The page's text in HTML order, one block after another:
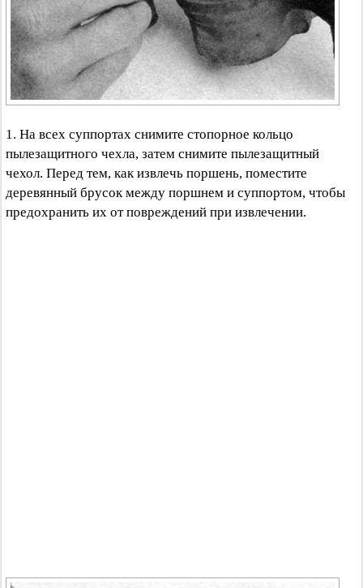
1. На всех суппортах снимите стопорное кольцо
пылезащитного чехла, затем снимите пылезащитный
чехол. Перед тем, как извлечь поршень, поместите
деревянный брусок между поршнем и суппортом, чтобы
предохранить их от повреждений при извлечении.